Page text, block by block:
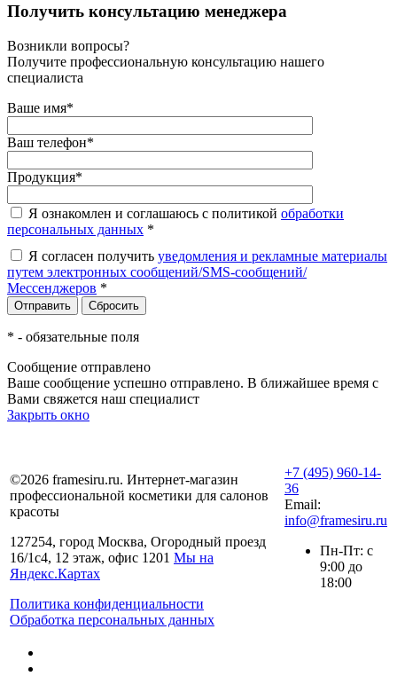
Получить консультацию менеджера
Возникли вопросы?
Получите профессиональную консультацию нашего
специалиста
Ваше имя*
Ваш телефон*
Продукция*
Я ознакомлен и соглашаюсь с политикой обработки
персональных данных *
Я согласен получить уведомления и рекламные материалы
путем электронных сообщений/SMS-сообщений/
Мессенджеров *
* - обязательные поля
Сообщение отправлено
Ваше сообщение успешно отправлено. В ближайшее время с
Вами свяжется наш специалист
Закрыть окно
©2026 framesiru.ru. Интернет-магазин
профессиональной косметики для салонов
красоты
127254, город Москва, Огородный проезд
16/1с4, 12 этаж, офис 1201 Мы на
Яндекс.Картах
Политика конфиденциальности
Обработка персональных данных
+7 (495) 960-14-
36
Email:
info@framesiru.ru
Пн-Пт: с
9:00 до
18:00